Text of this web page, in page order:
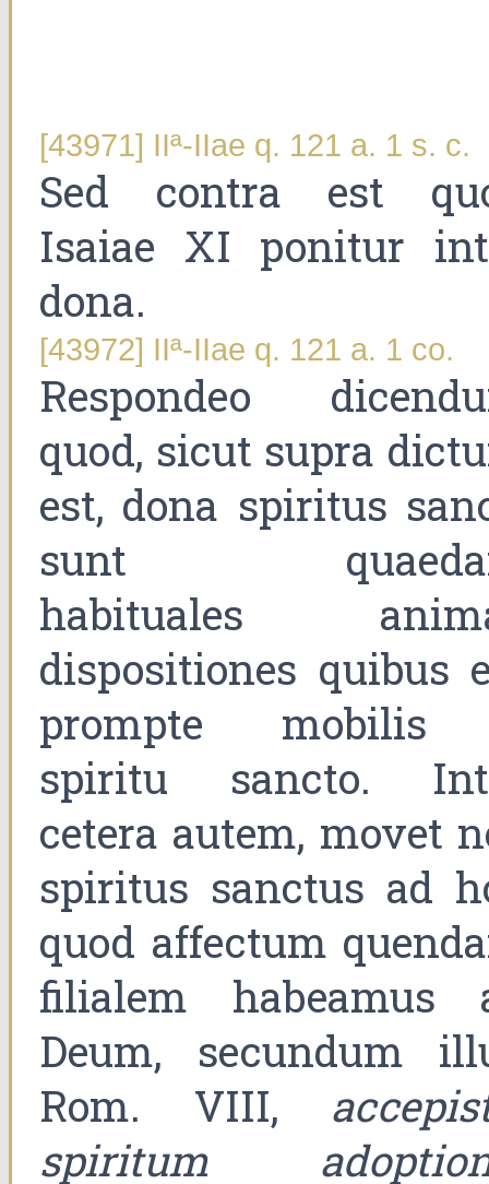
[43971] IIª-IIae q. 121 a. 1 s. c.
Sed contra est
Isaiae XI ponitur
dona.
[43972] IIª-IIae q. 121 a. 1 co.
Respondeo
quod, sicut supra
est, dona spiritus
sunt
habituales
dispositiones quibus
prompte mobilis
spiritu sancto.
cetera autem, movet
spiritus sanctus ad
quod affectum
filialem habeamus
Deum, secundum
Rom. VIII,
spiritum